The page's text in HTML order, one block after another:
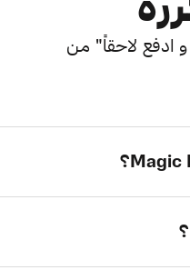
و ادفع لاحقاً" من